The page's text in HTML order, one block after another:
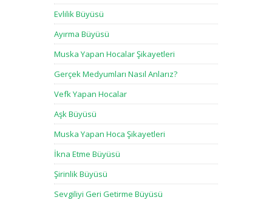
Evlilik Büyüsü
Ayırma Büyüsü
Muska Yapan Hocalar Şikayetleri
Gerçek Medyumları Nasıl Anlarız?
Vefk Yapan Hocalar
Aşk Büyüsü
Muska Yapan Hoca Şikayetleri
İkna Etme Büyüsü
Şirinlik Büyüsü
Sevgiliyi Geri Getirme Büyüsü